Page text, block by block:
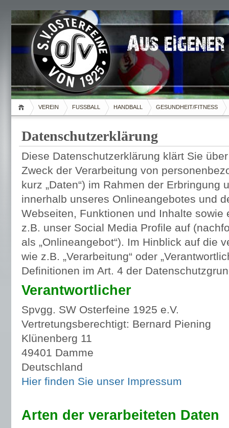
VEREIN FUSSBALL HANDBALL GESUNDHEIT/FITNESS
Datenschutzerklärung
Diese Datenschutzerklärung klärt Sie
Zweck der Verarbeitung von
kurz „Daten“) im Rahmen der Erbringung
innerhalb unseres Onlineangebotes und
Webseiten, Funktionen und Inhalte sowie
z.B. unser Social Media Profile auf
als „Onlineangebot“). Im Hinblick auf die
wie z.B. „Verarbeitung“ oder
Definitionen im Art. 4 der
Verantwortlicher
Spvgg. SW Osterfeine 1925 e.V.
Vertretungsberechtigt: Bernard Piening
Klünenberg 11
49401 Damme
Deutschland
Hier finden Sie unser Impressum
Arten der verarbeiteten Daten